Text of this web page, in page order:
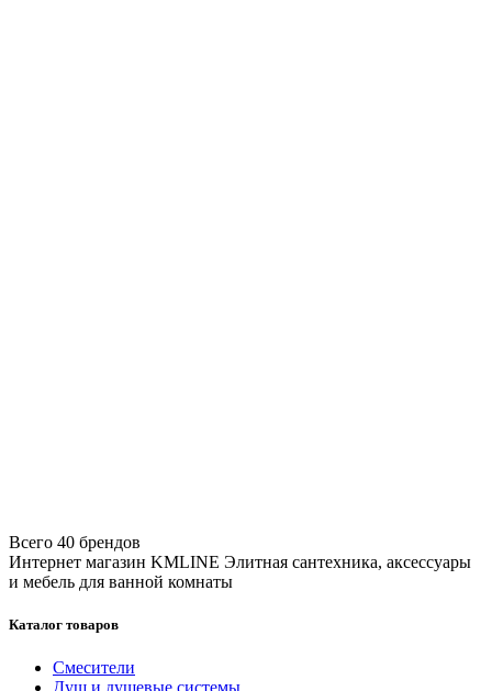
Всего 40 брендов
Интернет магазин KMLINE Элитная сантехника, аксессуары
и мебель для ванной комнаты
Каталог товаров
Смесители
Душ и душевые системы